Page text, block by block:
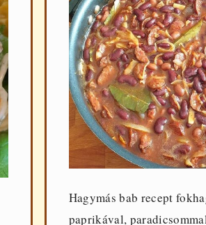
Hagymás bab recept
paprikával,